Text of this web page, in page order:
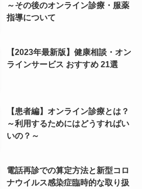
～その後のオンライン診療・服薬
指導について
【2023年最新版】健康相談・オン
ラインサービス おすすめ 21選
【患者編】オンライン診療とは？
～利用するためにはどうすればい
いの？～
電話再診での算定方法と新型コロ
ナウイルス感染症臨時的な取り扱